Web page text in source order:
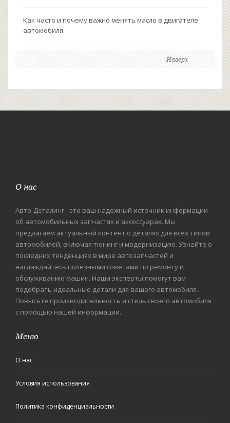
Как часто и почему важно менять масло в двигателе
автомобиля
Наверх
О нас
Авто-Деталинг - это ваш надежный источник информации
об автомобильных запчастях и аксессуарах. Мы
предлагаем актуальный контент о деталях для всех типов
автомобилей, включая тюнинг и модернизацию. Узнайте о
последних тенденциях в мире автозапчастей и
наслаждайтесь полезными советами по ремонту и
обслуживанию машин. Наши эксперты помогут вам
подобрать идеальные детали для вашего автомобиля.
Повысьте производительность и стиль своего автомобиля
с помощью нашей информации.
Меню
О нас
Условия использования
Политика конфиденциальности